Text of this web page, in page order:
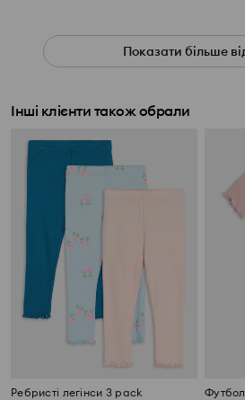
Показати більше
Інші клієнти також обрали
Ребристі легінси 3 pack